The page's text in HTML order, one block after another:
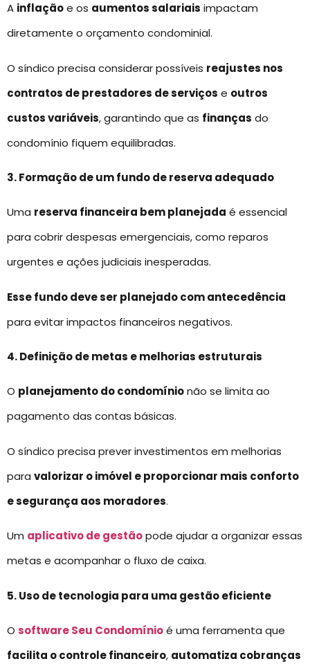
A inflaçãoe os aumentos salariais impactam
diretamente o orçamento condominial.
O síndico precisa considerar possíveis reajustes nos
contratos de prestadores de serviços e outros
custos variáveis, garantindo que as finanças do
condomínio fiquem equilibradas.
3. Formação de um fundo de reserva adequado
Uma reserva financeira bem planejada é essencial
para cobrir despesas emergenciais, como reparos
urgentes e ações judiciais inesperadas.
Esse fundo deve ser planejado com antecedência
para evitar impactos financeiros negativos.
4. Definição de metas e melhorias estruturais
O planejamento do condomínionão se limita ao
pagamento das contas básicas.
O síndico precisa prever investimentos em melhorias
para valorizar o imóvel e proporcionar mais conforto
e segurança aos moradores.
Um aplicativo de gestãopode ajudar a organizar essas
metas e acompanhar o fluxo de caixa.
5. Uso de tecnologia para uma gestão eficiente
O software Seu Condomínioé uma ferramenta que
facilita o controle financeiro, automatiza cobranças